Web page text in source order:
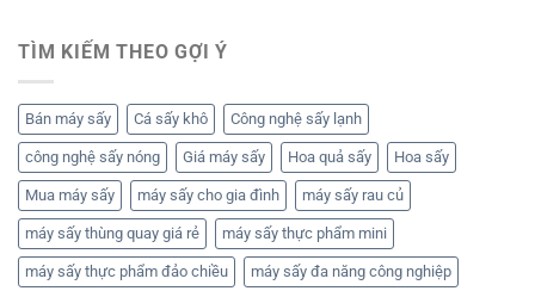
TÌM KIẾM THEO GỢI Ý
Bán máy sấy Cá sấy khô Công nghệ sấy lạnh
công nghệ sấy nóng Giá máy sấy Hoa quả sấy Hoa sấy
Mua máy sấy máy sấy cho gia đình máy sấy rau củ
máy sấy thùng quay giá rẻ máy sấy thực phẩm mini
máy sấy thực phẩm đảo chiều máy sấy đa năng công nghiệp